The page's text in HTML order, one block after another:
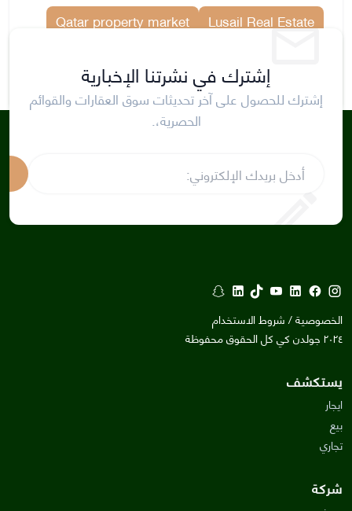
Lusail Real Estate
Qatar property market
Lusail Cityإشترك في نشرتنا الإخبارية
إشترك للحصول على آخر تحديثات سوق العقارات والقوائم
الحصرية،.
الخصوصية / شروط الاستخدام
٢٠٢٤ جولدن كي كل الحقوق محفوظة
يستكشف
ايجار
بيع
تجاري
شركة